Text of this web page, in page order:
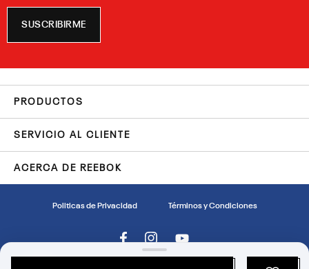
SUSCRIBIRME
PRODUCTOS
SERVICIO AL CLIENTE
ACERCA DE REEBOK
Politicas de Privacidad Términos y Condiciones